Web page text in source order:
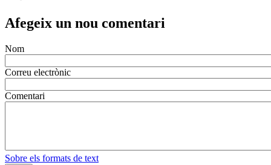
Afegeix un nou comentari
Nom
Correu electrònic
Comentari
Sobre els formats de text